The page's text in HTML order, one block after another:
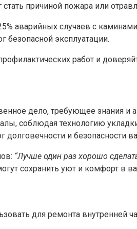
причиной пожара или
аварийных случаев с
безопасной эксплуатации.
работ и
дело, требующее знания и
соблюдая технологию
долговечности и безопасности
“Лучше один раз хорошо
сохранить уют и комфорт в
для ремонта внутренней